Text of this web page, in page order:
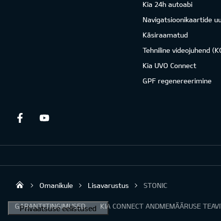
Kia 24h autoabi
Navigatsioonikaartide
Käsiraamatud
Tehniline videojuhend
Kia UVO Connect
GPF regenereerimine
Facebook
Sirtaki OÜ
Omanikule Lisavarustus STONIC
GARANTIITINGIMUSED KIA CONNECT ANDMEMÄÄRUSE